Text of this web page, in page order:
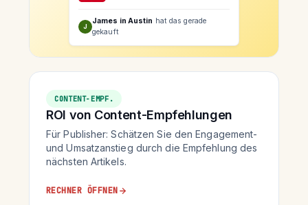
J
James in Austin hat das gerade
gekauft
CONTENT-EMPF.
ROI von Content-Empfehlungen
Für Publisher: Schätzen Sie den Engagement-
und Umsatzanstieg durch die Empfehlung des
nächsten Artikels.
RECHNER ÖFFNEN